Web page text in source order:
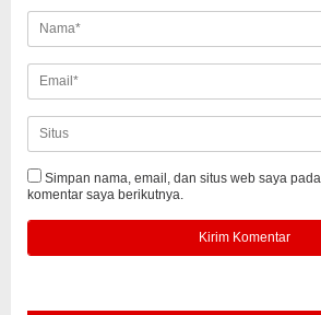
Simpan nama, email, dan situs web saya
komentar saya berikutnya.